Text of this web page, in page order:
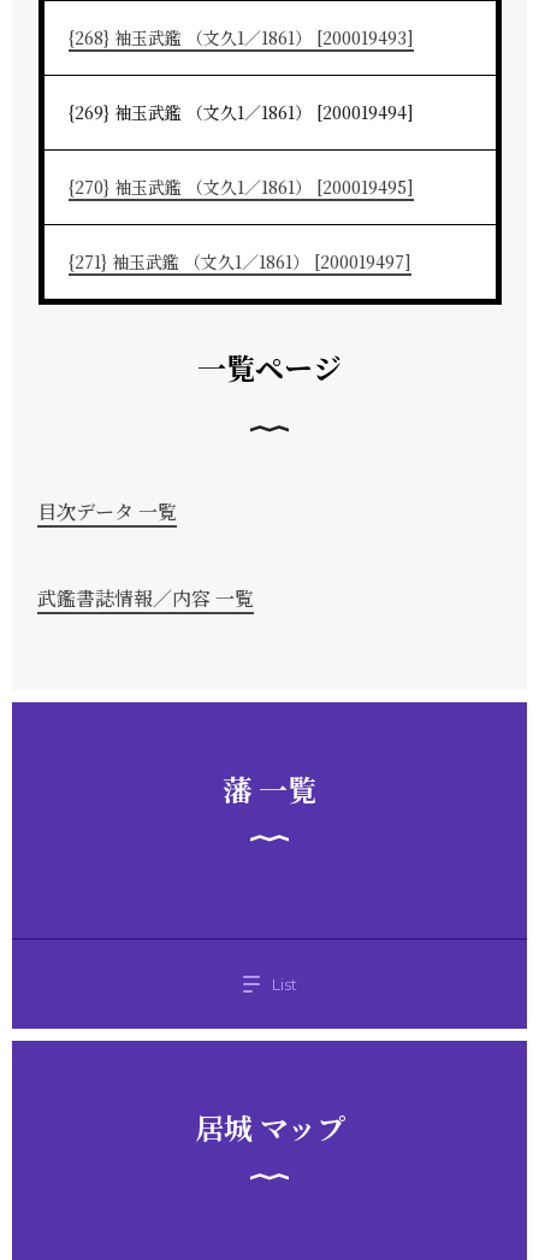
{268} 袖玉武鑑 （文久1／1861） [200019493]
{269} 袖玉武鑑 （文久1／1861） [200019494]
{270} 袖玉武鑑 （文久1／1861） [200019495]
{271} 袖玉武鑑 （文久1／1861） [200019497]
一覧ページ
目次データ 一覧
武鑑書誌情報／内容 一覧
藩 一覧
List
居城 マップ